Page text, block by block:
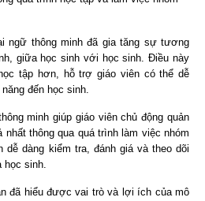
ngữ thông minh đã gia tăng sự tương
giữa học sinh với học sinh. Điều này
tập hơn, hỗ trợ giáo viên có thể dễ
đến học sinh.
minh giúp giáo viên chủ động quản
nhất thông qua quá trình làm việc nhóm
dễ dàng kiểm tra, đánh giá và theo dõi
học sinh.
đã hiểu được vai trò và lợi ích của mô